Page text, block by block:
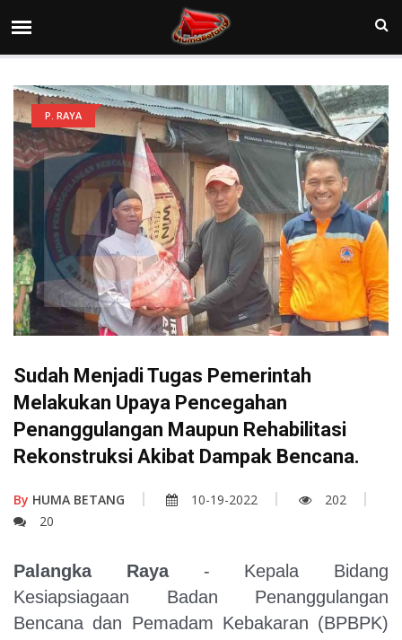
P. RAYA
Sudah Menjadi Tugas Pemerintah
Melakukan Upaya Pencegahan
Penanggulangan Maupun Rehabilitasi
Rekonstruksi Akibat Dampak Bencana.
By HUMA BETANG 10-19-2022
202
20
Palangka Raya- Kepala Bidang
Kesiapsiagaan Badan Penanggulangan
Bencana dan Pemadam Kebakaran (BPBPK)